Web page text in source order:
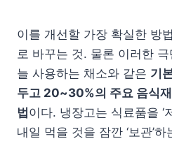
이를 개선할 가장 확실한 방
로 바꾸는 것. 물론 이러한
늘 사용하는 채소와 같은 기
두고 20~30%의 주요 음식
법이다. 냉장고는 식료품을 ‘
내일 먹을 것을 잠깐 ‘보관’하